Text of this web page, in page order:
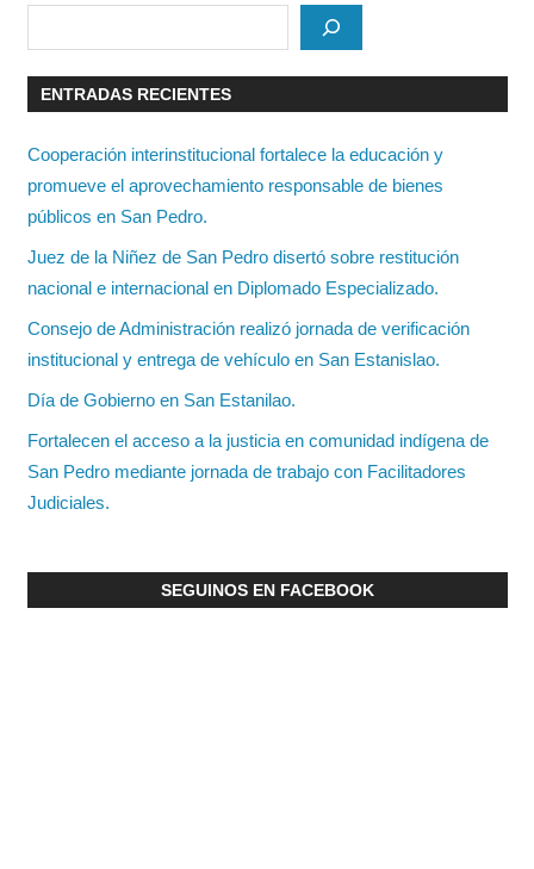
ENTRADAS RECIENTES
Cooperación interinstitucional fortalece la educación y
promueve el aprovechamiento responsable de bienes
públicos en San Pedro.
Juez de la Niñez de San Pedro disertó sobre restitución
nacional e internacional en Diplomado Especializado.
Consejo de Administración realizó jornada de verificación
institucional y entrega de vehículo en San Estanislao.
Día de Gobierno en San Estanilao.
Fortalecen el acceso a la justicia en comunidad indígena de
San Pedro mediante jornada de trabajo con Facilitadores
Judiciales.
SEGUINOS EN FACEBOOK